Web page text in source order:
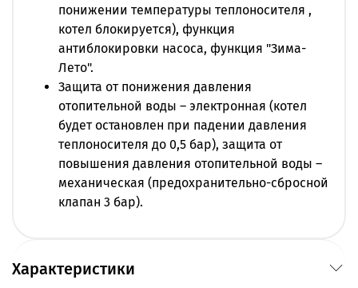
понижении температуры теплоносителя ,
котел блокируется), функция
антиблокировки насоса, функция "Зима-
Лето".
Защита от понижения давления
отопительной воды – электронная (котел
будет остановлен при падении давления
теплоносителя до 0,5 бар), защита от
повышения давления отопительной воды –
механическая (предохранительно-сбросной
клапан 3 бар).
Характеристики